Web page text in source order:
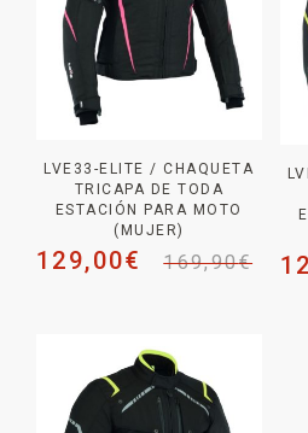
LVE33-ELITE / CHAQUETA
TRICAPA DE TODA
ESTACIÓN PARA MOTO
(MUJER)
169,90€
129,00€